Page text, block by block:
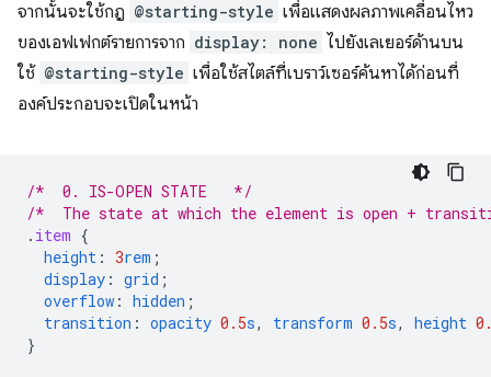
จากนั้นจะใช้กฎ @starting-style เพื่อแสดงผลภาพเคลื่อนไหว
ของเอฟเฟกต์รายการจาก display: none ไปยังเลเยอร์ด้านบน
ใช้ @starting-style เพื่อใช้สไตล์ที่เบราว์เซอร์ค้นหาได้ก่อนที่
องค์ประกอบจะเปิดในหน้า
/*  0. IS-OPEN STATE   */
/*  The state at which the element is open +
. item {
height : 3rem ;
display : grid ;
overflow : hidden ;
transition : opacity 0.5s, transform 0.5s, height
}